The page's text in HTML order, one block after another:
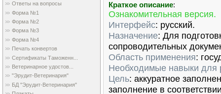
Ответы на вопросы
Форма №1
Форма №2
Форма №3
Форма №4
Печать конвертов
Сертификаты Таможенн...
Ветеринарное удостов...
"Эрудит-Ветеринария"
БД "Эрудит-Ветеринария"
Краткое описание:
Ознакомительная версия.
Интерфейс: русский.
Назначение: Для
сопроводительных
Область применения:
Необходимые навыки для
Цель: аккуратное
заполнение в